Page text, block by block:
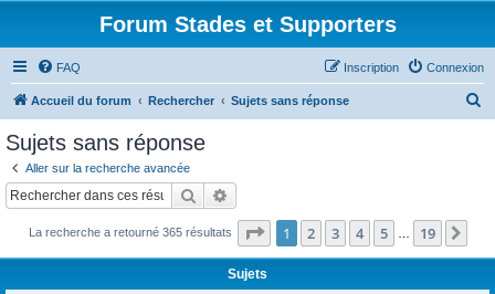
Forum Stades et Supporters
FAQ Connexion
Inscription
Accueil du forum Rechercher Sujets sans réponse
c
Sujets sans réponse
Aller sur la recherche avancée
Rechercher
La recherche a retourné 365 résultats Page 1sur19
1 2 3 4 5 19
Sujets